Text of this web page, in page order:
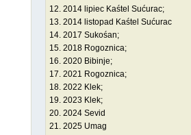
12. 2014 lipiec Kaśtel Sućurac;
13. 2014 listopad Kaśtel Sućurac
14. 2017 Sukośan;
15. 2018 Rogoznica;
16. 2020 Bibinje;
17. 2021 Rogoznica;
18. 2022 Klek;
19. 2023 Klek;
20. 2024 Sevid
21. 2025 Umag